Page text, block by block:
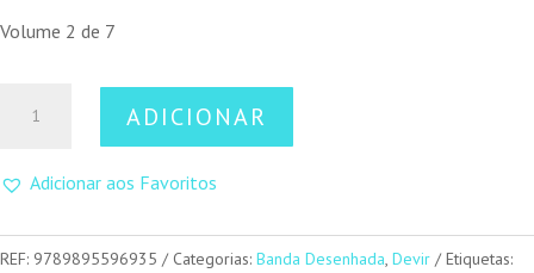
Volume 2 de 7
Noite,
2
ADICIONAR
Adicionar aos Favoritos
REF: 9789895596935 Categorias: Banda Desenhada, Devir
Etiquetas: